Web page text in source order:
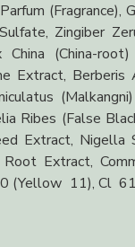
(Fragrance),
Zingiber
(China-
Extract, Berberis
Ribes (False
Extract, Nigella
Extract,
(Yellow 11), Cl